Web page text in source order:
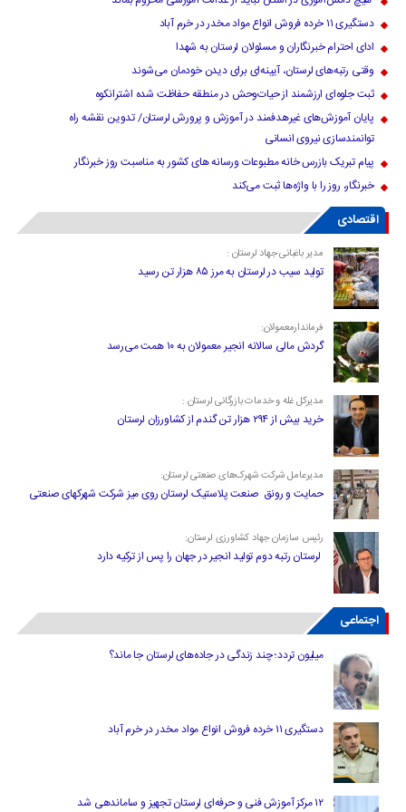
دستگیری ۱۱ خرده فروش انواع مواد مخدر در خرم آباد
ادای احترام خبرنگاران و مسئولان لرستان به شهدا
وقتی رتبه‌های لرستان، آیینه‌ای برای دیدن خودمان می‌شوند
ثبت جلوه‌ای ارزشمند از حیات‌وحش در منطقه حفاظت شده اشترانکوه
پایان آموزش‌های غیرهدفمند در آموزش و پرورش لرستان/ تدوین نقشه راه
توانمندسازی نیروی انسانی
پیام تبریک بازرس خانه مطبوعات ورسانه های کشور به مناسبت روز خبرنگار
خبرنگار، روز را با واژه‌ها ثبت می‌کند
اقتصادی
مدیر باغبانی جهاد لرستان :
تولید سیب در لرستان به مرز ۸۵ هزار تن رسید
فرماندارمعمولان:
گردش مالی سالانه انجیر معمولان به ۱۰ همت می‌رسد
مدیرکل غله و خدمات بازرگانی لرستان :
خرید بیش از ۲۹۴ هزار تن گندم از کشاورزان لرستان
مدیرعامل شرکت شهرک‌های صنعتی لرستان:
حمایت و رونق صنعت پلاستیک لرستان روی میز شرکت شهرکهای صنعتی
رئیس سازمان جهاد کشاورزی لرستان:
لرستان رتبه دوم تولید انجیر در جهان را پس از ترکیه دارد
اجتماعی
میلیون تردد؛ چند زندگی در جاده‌های لرستان جا ماند؟
دستگیری ۱۱ خرده فروش انواع مواد مخدر در خرم آباد
۱۲ مرکز آموزش فنی و حرفه‌ای لرستان تجهیز و ساماندهی شد